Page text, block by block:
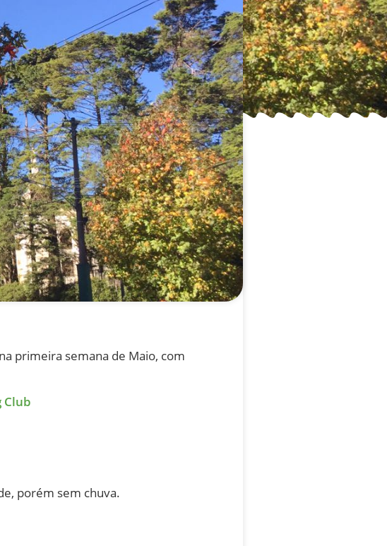
primeira semana de Maio, com
Club
porém sem chuva.